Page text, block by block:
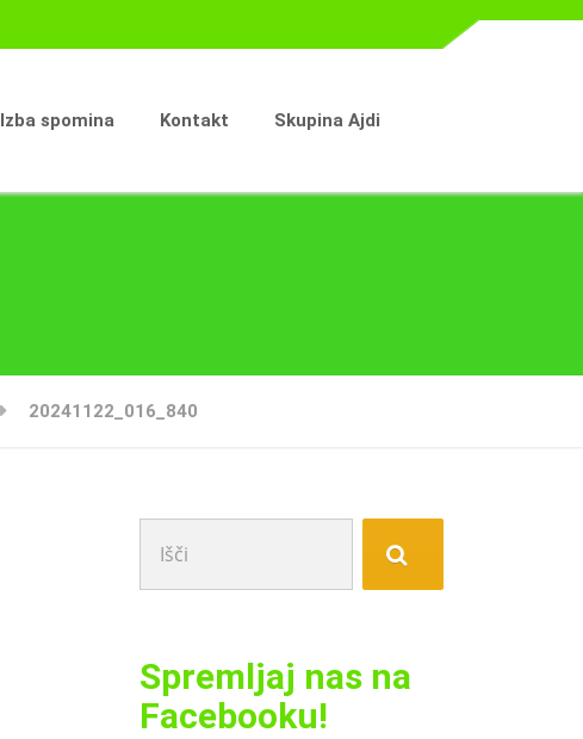
Izba spomina Kontakt Skupina Ajdi
20241122_016_840
Spremljaj nas na
Facebooku!